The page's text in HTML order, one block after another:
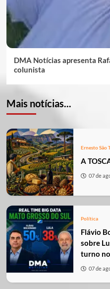
DMA Notícias apresenta
colunista
Mais notícias...
Ernesto São
A
07 de
Política
Flávio
sobre
turno
07 de